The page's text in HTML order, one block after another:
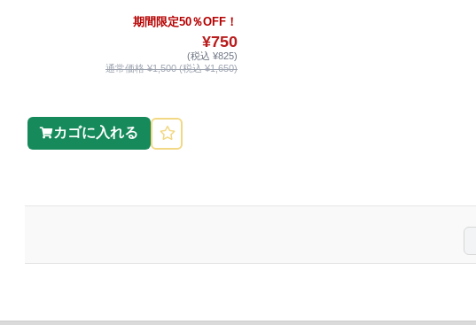
期間限定50％OFF！
¥750
(税込 ¥825)
通常価格 ¥1,500 (税込 ¥1,650)
カゴに入れる